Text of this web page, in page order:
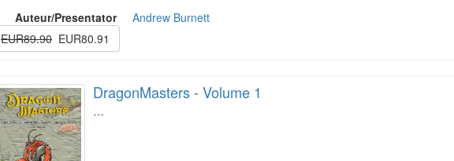
Auteur/Presentator
Andrew Burnett
EUR89.90 EUR80.91
DragonMasters - Volume 1
…